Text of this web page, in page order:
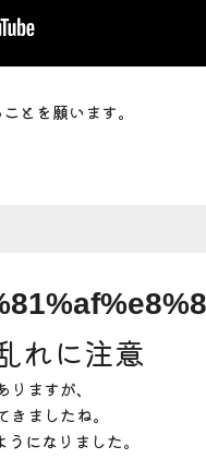
とを願います。
れに注意
ますが、
ましたね。
になりました。